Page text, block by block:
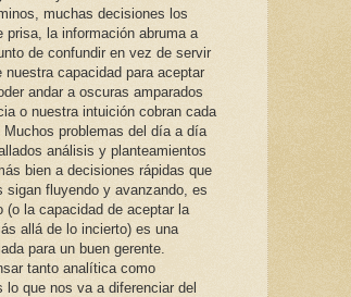
muchas decisiones los
prisa, la información abruma a
de confundir en vez de servir
capacidad para aceptar
andar a oscuras amparados
o nuestra intuición cobran cada
problemas del día a día
análisis y planteamientos
bien a decisiones rápidas que
sigan fluyendo y avanzando, es
(o la capacidad de aceptar la
allá de lo incierto) es una
para un buen gerente.
tanto analítica como
lo que nos va a diferenciar del